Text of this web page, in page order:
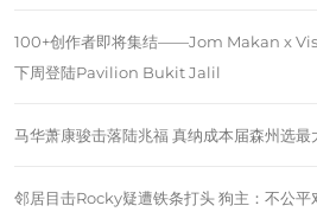
100+创作者即将集结——Jom Makan x
下周登陆Pavilion Bukit Jalil
马华萧康骏击落陆兆福 真纳成本届森州选最
邻居目击Rocky疑遭铁条打头 狗主：不公平